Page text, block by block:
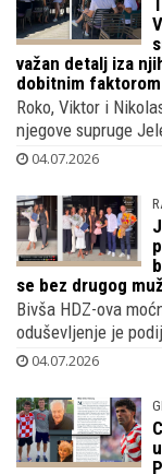
06.07.2026
važan detalj iza
Roko, Viktor i
njegove supruge
04.07.2026
Bivša HDZ-ova
oduševljenje je
04.07.2026